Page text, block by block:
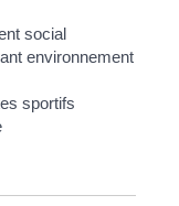
social
environnement
sportifs